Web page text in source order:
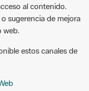
al contenido.
sugerencia de mejora
web.
estos canales de